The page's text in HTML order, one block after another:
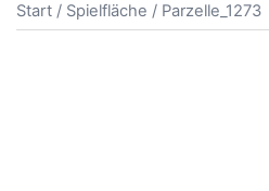
Start / Spielfläche / Parzelle_1273